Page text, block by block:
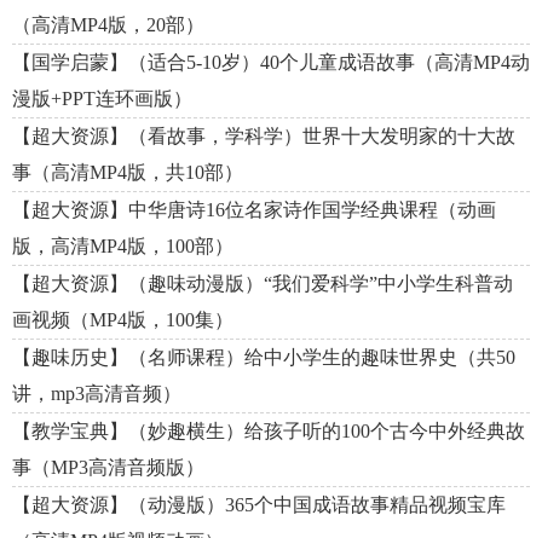
（高清MP4版，20部）
【国学启蒙】（适合5-10岁）40个儿童成语故事（高清MP4动
漫版+PPT连环画版）
【超大资源】（看故事，学科学）世界十大发明家的十大故
事（高清MP4版，共10部）
【超大资源】中华唐诗16位名家诗作国学经典课程（动画
版，高清MP4版，100部）
【超大资源】（趣味动漫版）“我们爱科学”中小学生科普动
画视频（MP4版，100集）
【趣味历史】（名师课程）给中小学生的趣味世界史（共50
讲，mp3高清音频）
【教学宝典】（妙趣横生）给孩子听的100个古今中外经典故
事（MP3高清音频版）
【超大资源】（动漫版）365个中国成语故事精品视频宝库